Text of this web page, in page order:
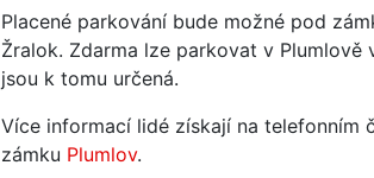
Placené parkování bude možné pod
Žralok. Zdarma lze parkovat v
jsou k tomu určená.
Více informací lidé získají na telefonním
zámku Plumlov.